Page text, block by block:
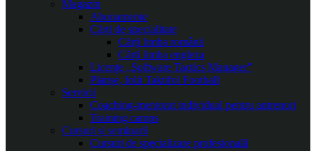
Magazin
Abonamente
Cărți de specialitate
Cărți limba română
Cărți limba engleza
Licențe „Software Tactics Manager”
Planșe, folii Taktifol Football
Servicii
Coaching-mentorat individual pentru antrenori
Training camps
Cursuri și seminarii
Cursuri de specializare profesională